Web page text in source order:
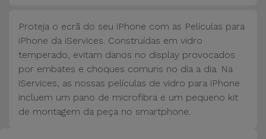
Auto e
Bicicleta
Acessórios
de
Computador
Proteja o ecrã do seu iPhone com as Películas para
iPhone da iServices. Construídas em vidro
temperado, evitam danos no display provocados
por embates e choques comuns no dia a dia. Na
iServices, as nossas películas de vidro para iPhone
incluem um pano de microfibra e um pequeno kit
de montagem da peça no smartphone.